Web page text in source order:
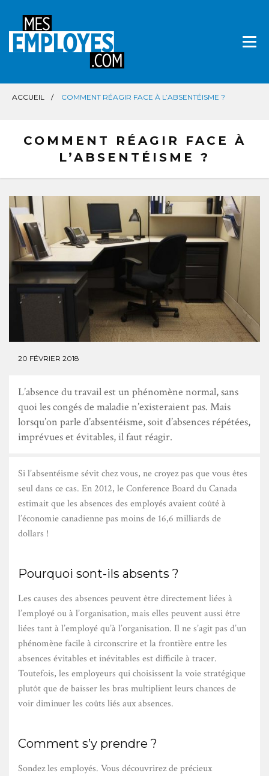
ACCUEIL COMMENT RÉAGIR FACE À L’ABSENTÉISME ?
COMMENT RÉAGIR FACE À
L’ABSENTÉISME ?
20 FÉVRIER 2018
L’absence du travail est un phénomène normal, sans
quoi les congés de maladie n’existeraient pas. Mais
lorsqu’on parle d’absentéisme, soit d’absences répétées,
imprévues et évitables, il faut réagir.
Si l’absentéisme sévit chez vous, ne croyez pas que vous êtes
seul dans ce cas. En 2012, le Conference Board du Canada
estimait que les absences des employés avaient coûté à
l’économie canadienne pas moins de 16,6 milliards de
dollars !
Pourquoi sont-ils absents ?
Les causes des absences peuvent être directement liées à
l’employé ou à l’organisation, mais elles peuvent aussi être
liées tant à l’employé qu’à l’organisation. Il ne s’agit pas d’un
phénomène facile à circonscrire et la frontière entre les
absences évitables et inévitables est difficile à tracer.
Toutefois, les employeurs qui choisissent la voie stratégique
plutôt que de baisser les bras multiplient leurs chances de
voir diminuer les coûts liés aux absences.
Comment s’y prendre ?
Sondez les employés. Vous découvrirez de précieux